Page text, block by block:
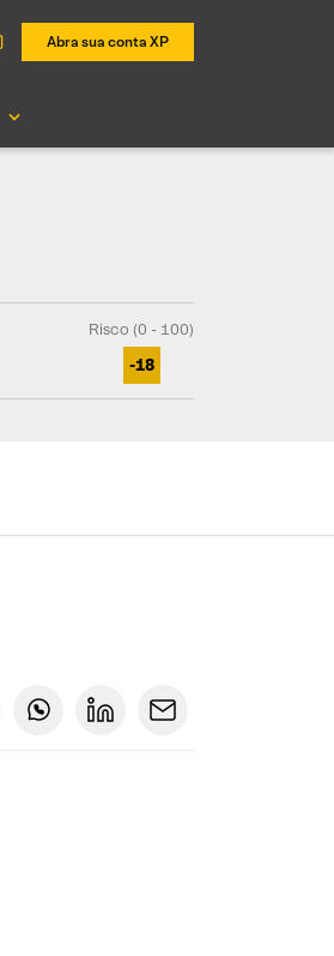
Abra sua conta XP
Risco (0 - 100)
-18